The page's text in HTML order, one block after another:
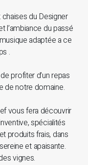
du Designer
l’ambiance du passé
adaptée a ce
.
profiter d’un repas
de notre domaine.
vous fera découvrir
spécialités
produits frais, dans
et apaisante.
vignes.